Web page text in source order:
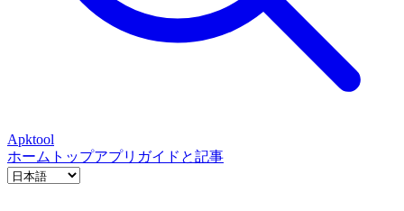
Apktool
ホーム トップアプリ ガイドと記事